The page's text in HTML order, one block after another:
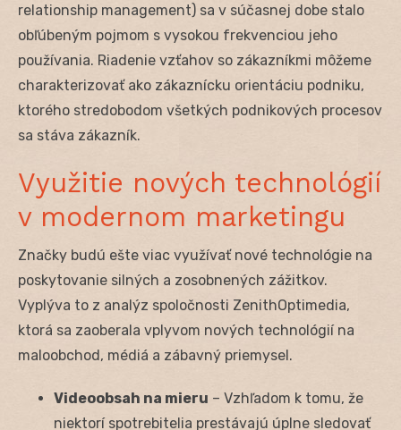
relationship management) sa v súčasnej dobe stalo
obľúbeným pojmom s vysokou frekvenciou jeho
používania. Riadenie vzťahov so zákazníkmi môžeme
charakterizovať ako zákaznícku orientáciu podniku,
ktorého stredobodom všetkých podnikových procesov
sa stáva zákazník.
Využitie nových technológií
v modernom marketingu
Značky budú ešte viac využívať nové technológie na
poskytovanie silných a zosobnených zážitkov.
Vyplýva to z analýz spoločnosti ZenithOptimedia,
ktorá sa zaoberala vplyvom nových technológií na
maloobchod, médiá a zábavný priemysel.
Videoobsah na mieru – Vzhľadom k tomu, že
niektorí spotrebitelia prestávajú úplne sledovať